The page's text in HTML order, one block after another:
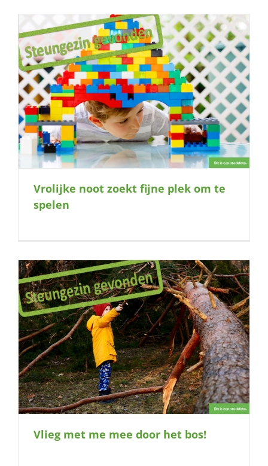
Vrolijke noot zoekt fijne plek om te
spelen
Vlieg met me mee door het bos!